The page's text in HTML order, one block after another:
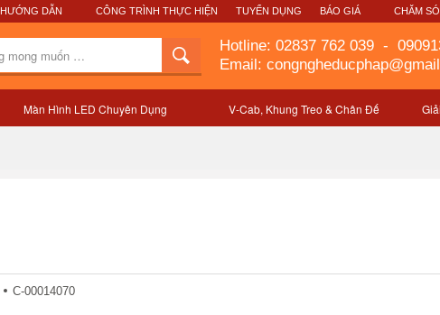
HƯỚNG DẪN CÔNG TRÌNH THỰC HIỆN TUYỂN DỤNG BÁO GIÁ CHĂM
Hotline: 02837 762 039 -
Email:
Mô tả sản phẩm
Màn Hình LED Chuyên Dụng V-Cab, Khung Treo & Chân Đế
C-00014070